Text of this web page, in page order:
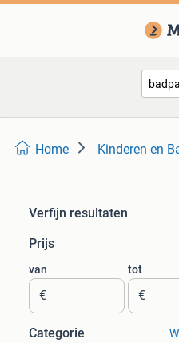
Home Kinderen en
Verfijn resultaten
Prijs
van
€
tot
€
Categorie